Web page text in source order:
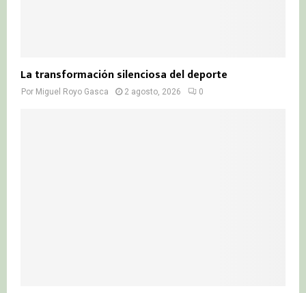
La transformación silenciosa del deporte
Por Miguel Royo Gasca 2 agosto, 2026 0